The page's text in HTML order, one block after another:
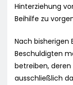
Hinterziehung
Beihilfe zu
Nach bisherigen
Beschuldigten
betreiben,
ausschließlich